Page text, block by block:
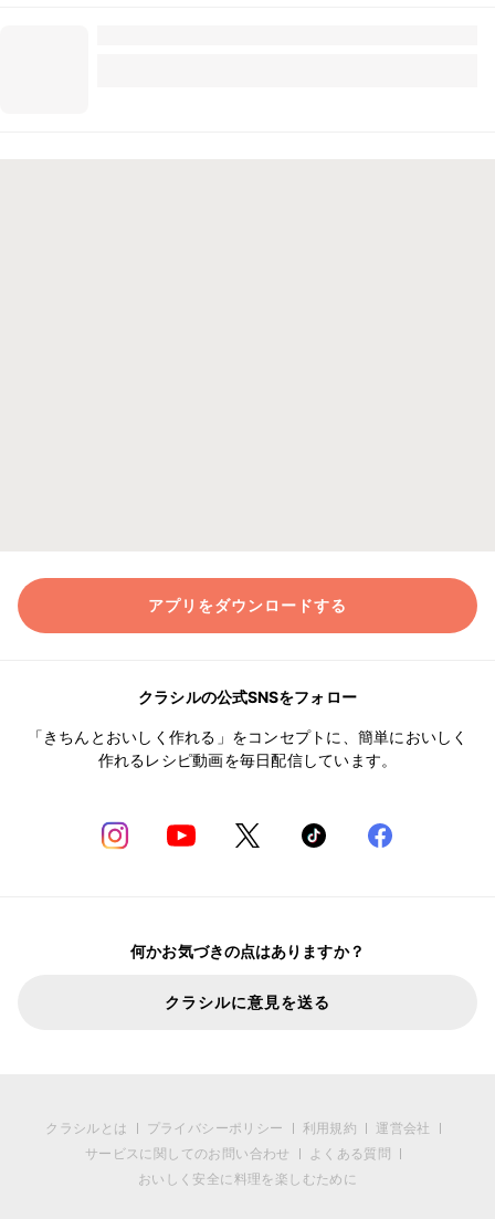
アプリをダウンロードする
クラシルの公式SNSをフォロー
「きちんとおいしく作れる」をコンセプトに、簡単においしく
作れるレシピ動画を毎日配信しています。
何かお気づきの点はありますか？
クラシルに意見を送る
クラシルとは プライバシーポリシー 利用規約
運営会社
サービスに関してのお問い合わせ
よくある質問
おいしく安全に料理を楽しむために